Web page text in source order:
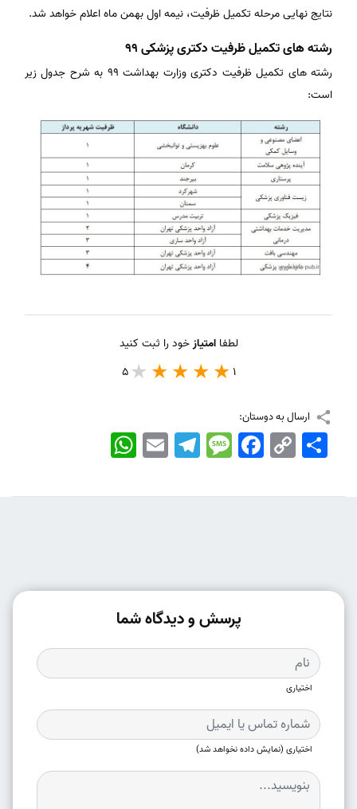
نتایج نهایی مرحله تکمیل ظرفیت، نیمه اول بهمن ماه اعلام خواهد شد.
رشته های تکمیل ظرفیت دکتری پزشکی 99
رشته های تکمیل ظرفیت دکتری وزارت بهداشت 99 به شرح جدول زیر
است:
لطفاامتیازخود را ثبت کنید
1
5
ارسال به دوستان:
WhatsApp EmailTelegramMessageFacebook Copy
Link
اشتراک
پرسش و دیدگاه شما
اختیاری
اختیاری (نمایش داده نخواهد شد)